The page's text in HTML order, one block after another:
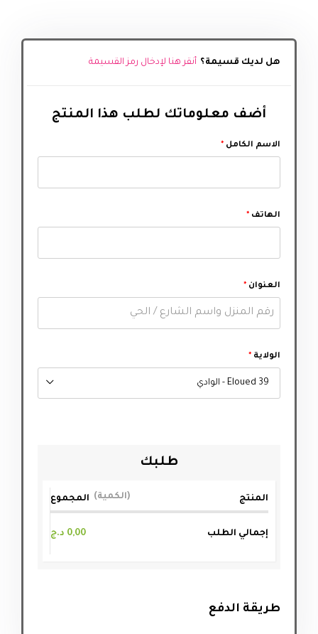
هل لديك قسيمة؟ أنقر هنا لإدخال رمز القسيمة
أضف معلوماتك لطلب هذا المنتج‬
الاسم الكامل *
الهاتف *
العنوان *
الولاية *
39 Eloued - الوادي
طلبك
المنتج الكمية المجموع
إجمالي الطلب 0,00 د.ج
طريقة الدفع